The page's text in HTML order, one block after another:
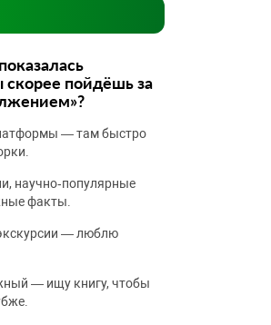
скорее пойдёшь за
— там быстро
научно‑популярные
факты.
— люблю
— ищу книгу, чтобы